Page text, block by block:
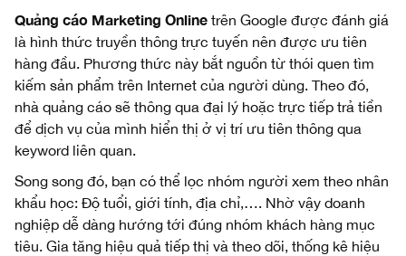
Quảng cáo Marketing Online trên Google được đánh giá
là hình thức truyền thông trực tuyến nên được ưu tiên
hàng đầu. Phương thức này bắt nguồn từ thói quen tìm
kiếm sản phẩm trên Internet của người dùng. Theo đó,
nhà quảng cáo sẽ thông qua đại lý hoặc trực tiếp trả tiền
để dịch vụ của mình hiển thị ở vị trí ưu tiên thông qua
keyword liên quan.
Song song đó, bạn có thể lọc nhóm người xem theo nhân
khẩu học: Độ tuổi, giới tính, địa chỉ,…. Nhờ vậy doanh
nghiệp dễ dàng hướng tới đúng nhóm khách hàng mục
tiêu. Gia tăng hiệu quả tiếp thị và theo dõi, thống kê hiệu